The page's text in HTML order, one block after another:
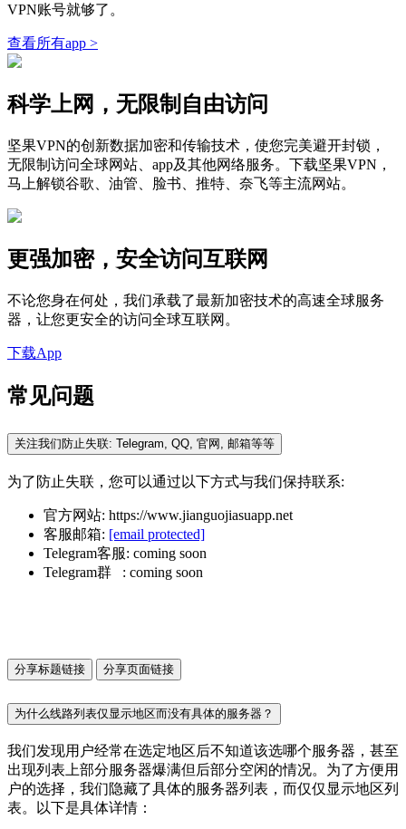
VPN账号就够了。
查看所有app >
科学上网，无限制自由访问
坚果VPN的创新数据加密和传输技术，使您完美避开封锁，
无限制访问全球网站、app及其他网络服务。下载坚果VPN，
马上解锁谷歌、油管、脸书、推特、奈飞等主流网站。
更强加密，安全访问互联网
不论您身在何处，我们承载了最新加密技术的高速全球服务
器，让您更安全的访问全球互联网。
下载App
常见问题
关注我们防止失联: Telegram, QQ, 官网, 邮箱等等
为了防止失联，您可以通过以下方式与我们保持联系:
官方网站: https://www.jianguojiasuapp.net
客服邮箱: [email protected]
Telegram客服: coming soon
Telegram群 : coming soon
分享标题链接 分享页面链接
为什么线路列表仅显示地区而没有具体的服务器？
我们发现用户经常在选定地区后不知道该选哪个服务器，甚至
出现列表上部分服务器爆满但后部分空闲的情况。为了方便用
户的选择，我们隐藏了具体的服务器列表，而仅仅显示地区列
表。以下是具体详情：